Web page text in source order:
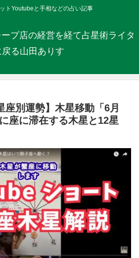
トYoutubeと手相などの占い記事
プ店の経営を経て占星術ライタ
戻る山田ありす
座別運勢】木星移動「6月
座に滞在する木星と12星